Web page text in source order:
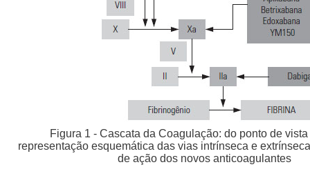
Figura 1 - Cascata da Coagulação: do ponto de
representação esquemática das vias intrínseca e
de ação dos novos anticoagulantes